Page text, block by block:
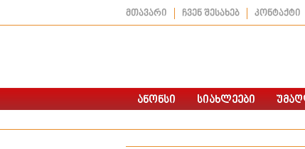
მთავარი ჩვენ შესახებ კონტაქტი